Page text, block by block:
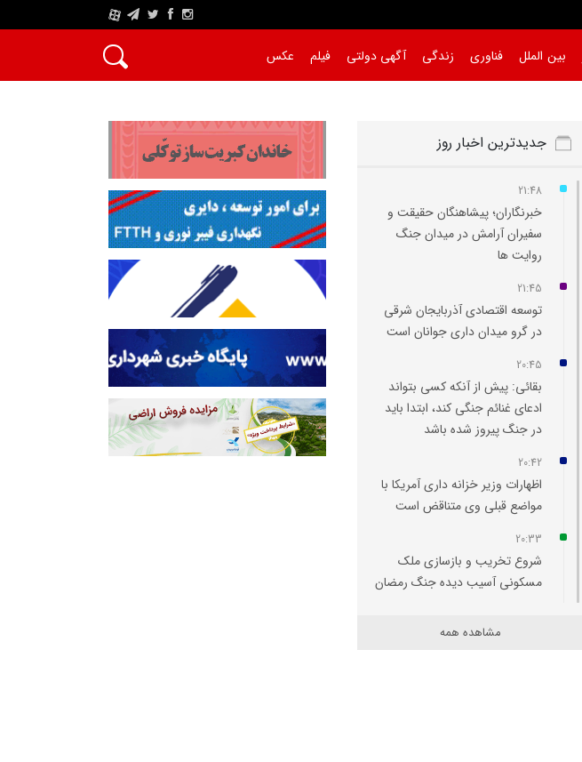
A
بین الملل فناوری زندگی آگهی دولتی فیلم عکس
جدیدترین اخبار روز
21:48
خبرنگاران؛ پیشاهنگان حقیقت و
سفیران آرامش در میدان جنگ
روایت‌ ها
21:45
توسعه اقتصادی آذربایجان شرقی
در گرو میدان‌ داری جوانان است
20:45
بقائی: پیش از آنکه کسی بتواند
ادعای غنائم جنگی کند، ابتدا باید
در جنگ پیروز شده باشد
20:42
اظهارات وزیر خزانه‌ داری آمریکا با
مواضع قبلی وی متناقض است
20:33
شروع تخریب و بازسازی ملک
مسکونی آسیب‌ دیده جنگ رمضان
اتفاقی بی سابقه در تخصیص
مشاهده همه